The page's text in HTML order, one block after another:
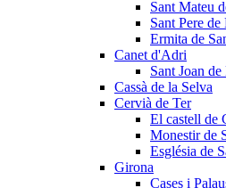
Sant Mateu
Sant Pere
Ermita de
Canet d'Adri
Sant Joan
Cassà de la Selva
Cervià de Ter
El castell de
Monestir de
Església de
Girona
Cases i